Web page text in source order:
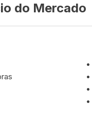
do Mercado
•
•
•
•